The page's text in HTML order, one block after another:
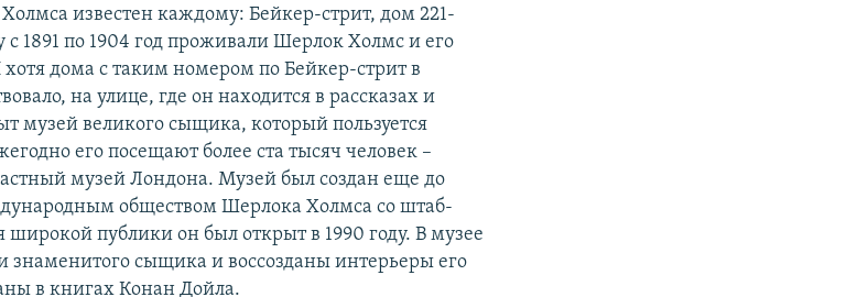
известен каждому: Бейкер-стрит, дом 221-
1891 по 1904 год проживали Шерлок Холмс и его
дома с таким номером по Бейкер-стрит в
на улице, где он находится в рассказах и
музей великого сыщика, который пользуется
его посещают более ста тысяч человек –
музей Лондона. Музей был создан еще до
обществом Шерлока Холмса со штаб-
публики он был открыт в 1990 году. В музее
сыщика и воссозданы интерьеры его
в книгах Конан Дойла.